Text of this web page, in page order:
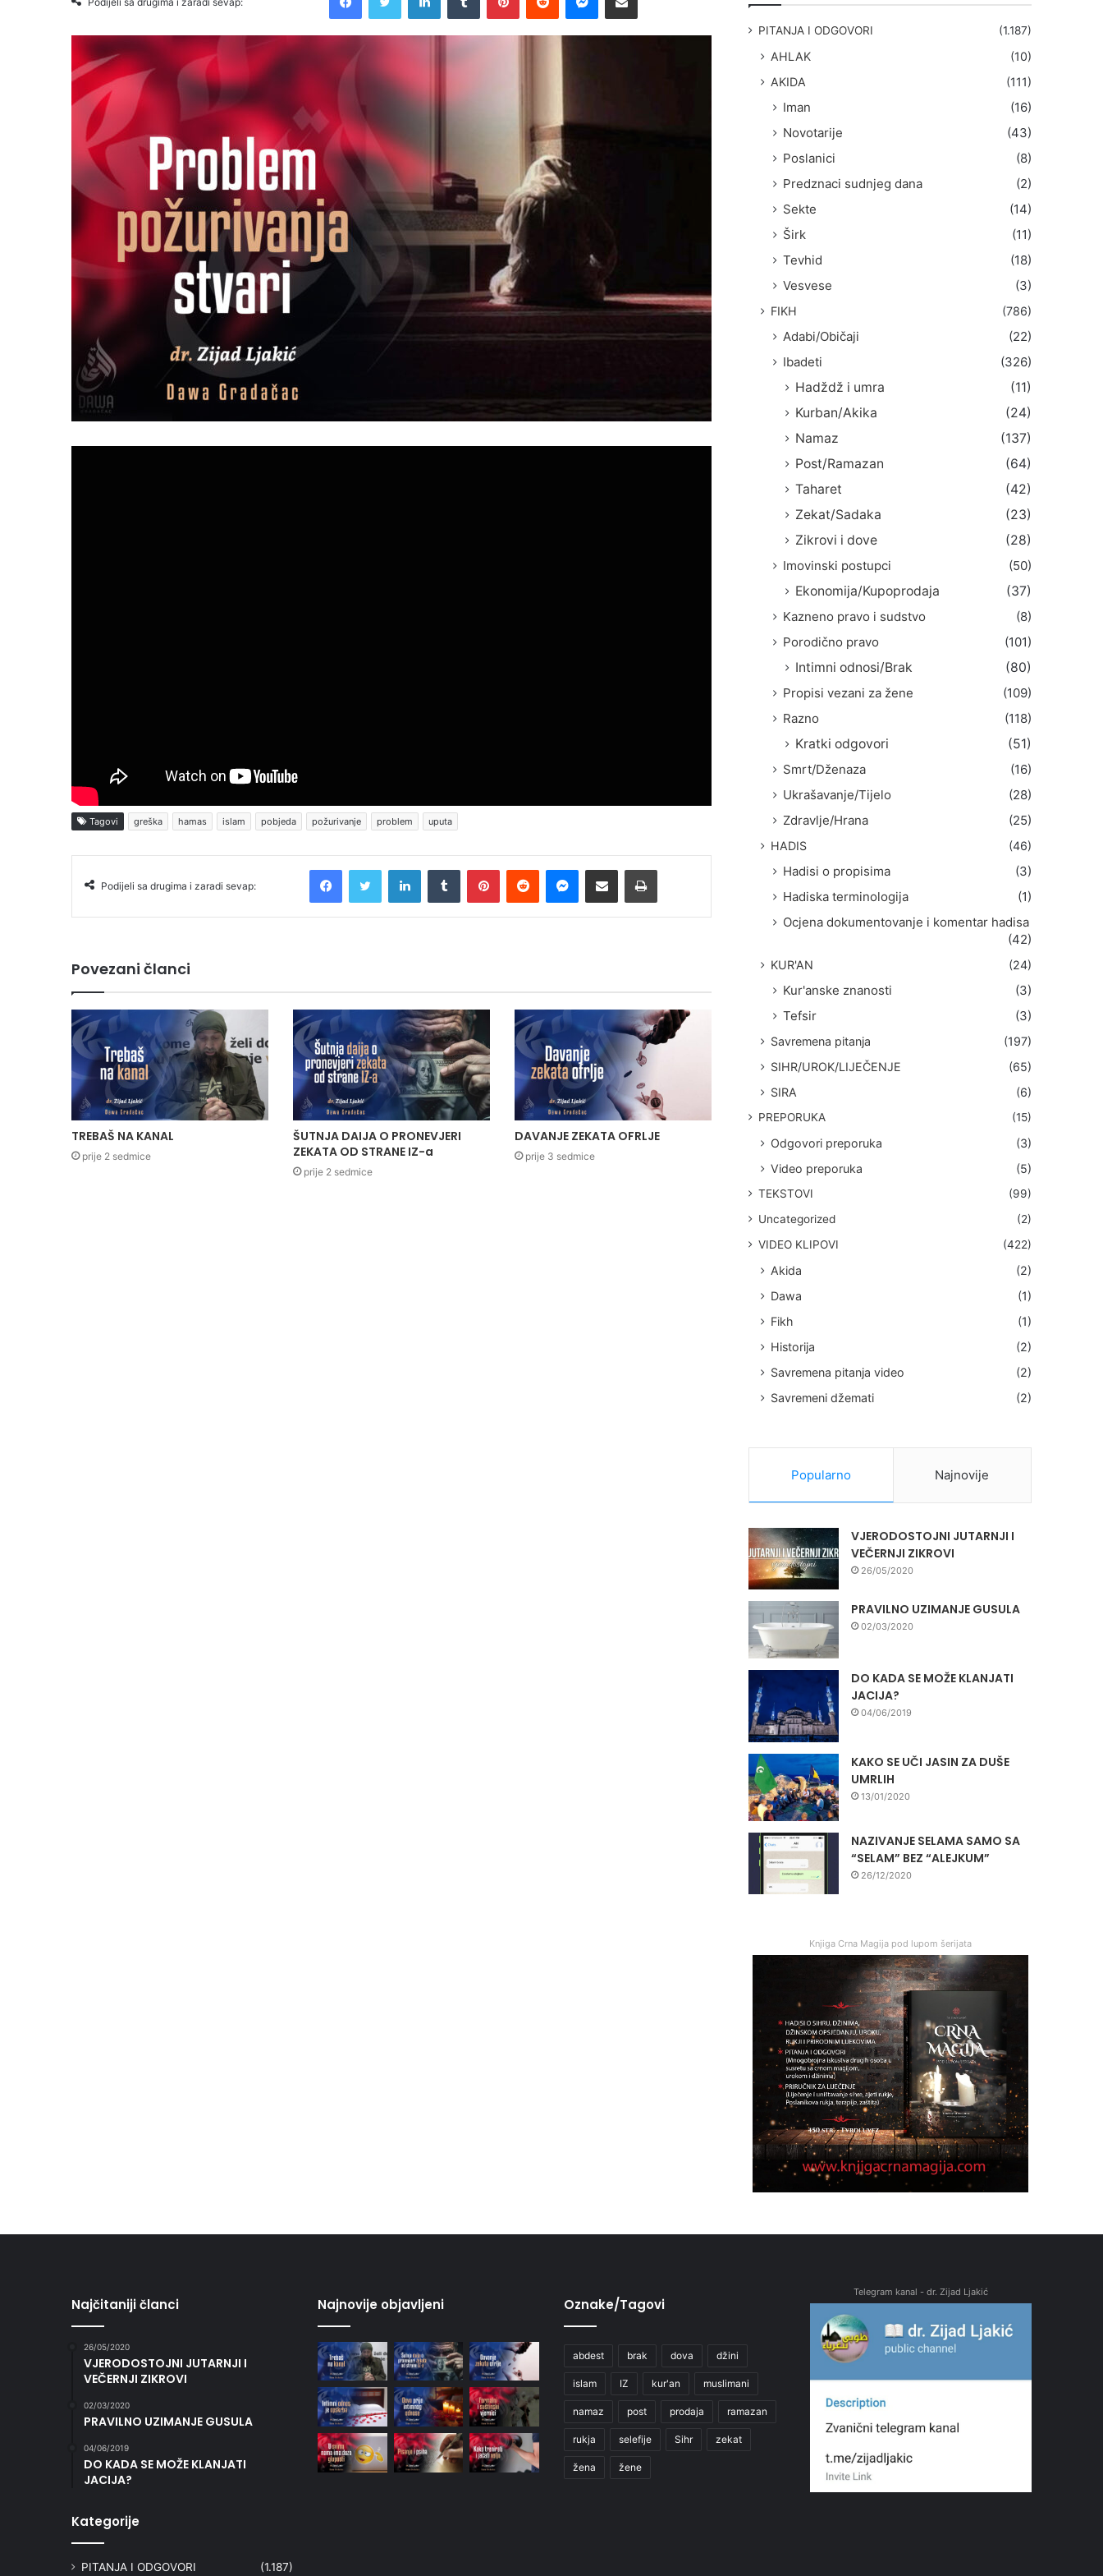
Tagovi greška hamas islam pobjeda požurivanje problem uputa
Podijeli sa drugima i zaradi sevap:
Povezani članci
TREBAŠ NA KANAL
prije 2 sedmice
ŠUTNJA DAIJA O PRONEVJERI
ZEKATA OD STRANE IZ-a
prije 2 sedmice
DAVANJE ZEKATA OFRLJE
prije 3 sedmice
PITANJA I ODGOVORI (1.187)
AHLAK
(10)
AKIDA
(111)
Iman
(16)
Novotarije
(43)
Poslanici
(8)
Predznaci sudnjeg dana
(2)
Sekte
(14)
Širk
(11)
Tevhid
(18)
Vesvese
(3)
FIKH (786)
Adabi/Običaji
(22)
Ibadeti
(326)
Hadždž i umra
(11)
Kurban/Akika
(24)
Namaz
(137)
Post/Ramazan
(64)
Taharet
(42)
Zekat/Sadaka
(23)
Zikrovi i dove
(28)
Imovinski postupci
(50)
Ekonomija/Kupoprodaja
(37)
Kazneno pravo i sudstvo
(8)
Porodično pravo
(101)
Intimni odnosi/Brak
(80)
Propisi vezani za žene
(109)
Razno
(118)
Kratki odgovori
(51)
Smrt/Dženaza
(16)
Ukrašavanje/Tijelo
(28)
Zdravlje/Hrana
(25)
HADIS (46)
Hadisi o propisima
(3)
Hadiska terminologija
(1)
Ocjena dokumentovanje i komentar hadisa
(42)
KUR'AN (24)
Kur'anske znanosti
(3)
Tefsir
(3)
Savremena pitanja
(197)
SIHR/UROK/LIJEČENJE
(65)
SIRA
(6)
PREPORUKA (15)
Odgovori preporuka
(3)
Video preporuka
(5)
TEKSTOVI
(99)
Uncategorized
(2)
VIDEO KLIPOVI
(422)
Akida
(2)
Dawa
(1)
Fikh
(1)
Historija
(2)
Savremena pitanja video
(2)
Savremeni džemati
(2)
Popularno Najnovije
VJERODOSTOJNI JUTARNJI I
VEČERNJI ZIKROVI
26/05/2020
PRAVILNO UZIMANJE GUSULA
02/03/2020
DO KADA SE MOŽE KLANJATI
JACIJA?
04/06/2019
KAKO SE UČI JASIN ZA DUŠE
UMRLIH
13/01/2020
NAZIVANJE SELAMA SAMO SA
“SELAM” BEZ “ALEJKUM”
26/12/2020
Knjiga Crna Magija pod lupom šerijata
Najčitaniji članci
26/05/2020
VJERODOSTOJNI JUTARNJI I
VEČERNJI ZIKROVI
02/03/2020
PRAVILNO UZIMANJE GUSULA
04/06/2019
DO KADA SE MOŽE KLANJATI
JACIJA?
Kategorije
PITANJA I ODGOVORI (1.187)
Najnovije objavljeni Oznake/Tagovi
abdest brak dova džini
islam IZ kur'an muslimani
namaz post prodaja ramazan
rukja selefije Sihr zekat
žena žene
Telegram kanal - dr. Zijad Ljakić